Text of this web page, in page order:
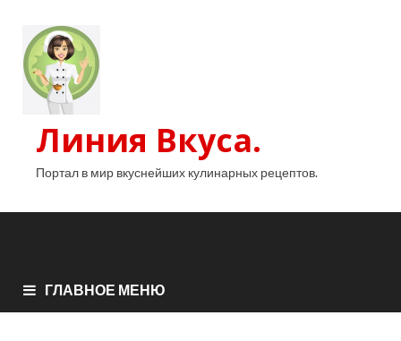
Линия Вкуса.
Портал в мир вкуснейших кулинарных рецептов.
ГЛАВНОЕ МЕНЮ